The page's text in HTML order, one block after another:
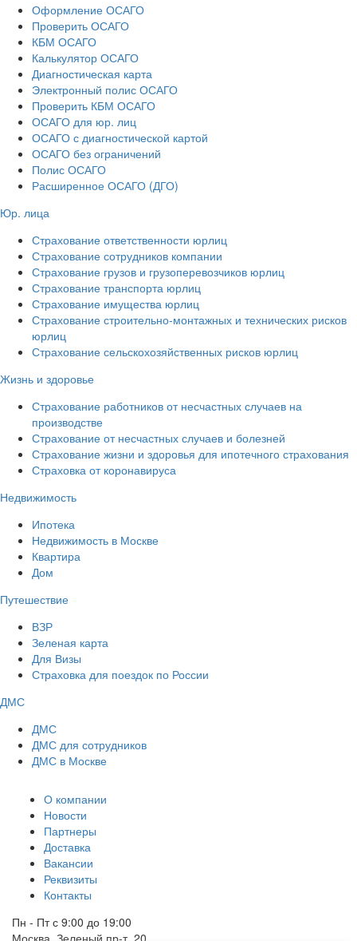
Оформление ОСАГО
Проверить ОСАГО
КБМ ОСАГО
Калькулятор ОСАГО
Диагностическая карта
Электронный полис ОСАГО
Проверить КБМ ОСАГО
ОСАГО для юр. лиц
ОСАГО с диагностической картой
ОСАГО без ограничений
Полис ОСАГО
Расширенное ОСАГО (ДГО)
Юр. лица
Страхование ответственности юрлиц
Страхование сотрудников компании
Страхование грузов и грузоперевозчиков юрлиц
Страхование транспорта юрлиц
Страхование имущества юрлиц
Страхование строительно-монтажных и технических рисков
юрлиц
Страхование сельскохозяйственных рисков юрлиц
Жизнь и здоровье
Страхование работников от несчастных случаев на
производстве
Страхование от несчастных случаев и болезней
Страхование жизни и здоровья для ипотечного страхования
Страховка от коронавируса
Недвижимость
Ипотека
Недвижимость в Москве
Квартира
Дом
Путешествие
ВЗР
Зеленая карта
Для Визы
Страховка для поездок по России
ДМС
ДМС
ДМС для сотрудников
ДМС в Москве
О компании
Новости
Партнеры
Доставка
Вакансии
Реквизиты
Контакты
Пн - Пт с 9:00 до 19:00
Москва, Зеленый пр-т, 20